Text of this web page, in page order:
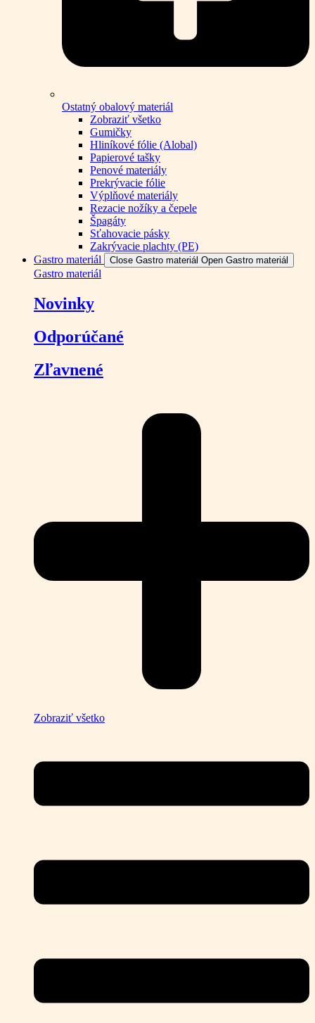
Ostatný obalový materiál
Zobraziť všetko
Gumičky
Hliníkové fólie (Alobal)
Papierové tašky
Penové materiály
Prekrývacie fólie
Výplňové materiály
Rezacie nožíky a čepele
Špagáty
Sťahovacie pásky
Zakrývacie plachty (PE)
Gastro materiál
Close Gastro materiál Open Gastro materiál
Gastro materiál
Novinky
Odporúčané
Zľavnené
Zobraziť všetko